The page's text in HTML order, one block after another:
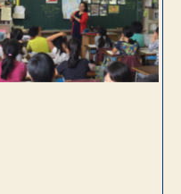
フィリピン